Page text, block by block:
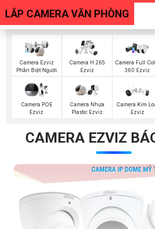
LẮP CAMERA VĂN PHÒNG
Camera Ezviz
Phân Biệt Người
Camera H.265
Ezviz
Camera Full
360 Ezviz
Camera POE
Ezviz
Camera Nhựa
Plastic Ezviz
Camera Kim
Ezviz
CAMERA EZVIZ